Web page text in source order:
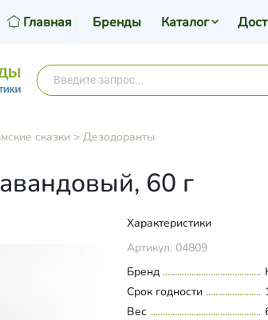
Главная Бренды Каталог
сказки > Дезодоранты
60 г
Характеристики
Артикул: 04809
Бренд
Срок годности
Вес